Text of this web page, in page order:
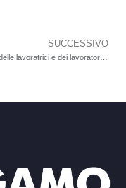
SUCCESSIVO
Presidio delle lavoratrici e dei lavoratori dell’Ispettorato del Lavoro: martedì 25 novembre in Prefettura